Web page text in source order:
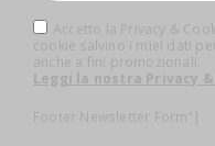
Accetto la Privacy &
cookie salvino i miei dati
anche a fini promozionali.
Leggi la nostra Privacy
Footer Newsletter Form"]